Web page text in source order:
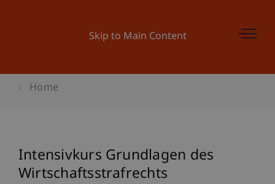
Skip to Main Content
Home
Intensivkurs Grundlagen des
Wirtschaftsstrafrechts